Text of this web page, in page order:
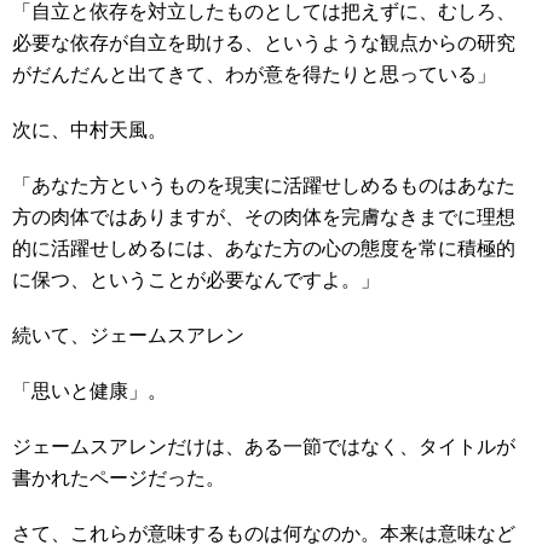
「自立と依存を対立したものとしては把えずに、むしろ、
必要な依存が自立を助ける、というような観点からの研究
がだんだんと出てきて、わが意を得たりと思っている」
次に、中村天風。
「あなた方というものを現実に活躍せしめるものはあなた
方の肉体ではありますが、その肉体を完膚なきまでに理想
的に活躍せしめるには、あなた方の心の態度を常に積極的
に保つ、ということが必要なんですよ。」
続いて、ジェームスアレン
「思いと健康」。
ジェームスアレンだけは、ある一節ではなく、タイトルが
書かれたページだった。
さて、これらが意味するものは何なのか。本来は意味など